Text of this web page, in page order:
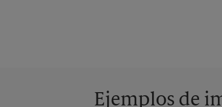
Ejemplos de